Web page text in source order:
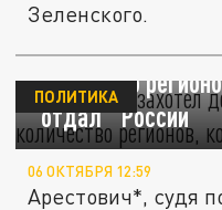
Зеленского.
Арестович*
количество
"отдал" России
ПОЛИТИКА
06 ОКТЯБРЯ 12:59
Арестович*, судя